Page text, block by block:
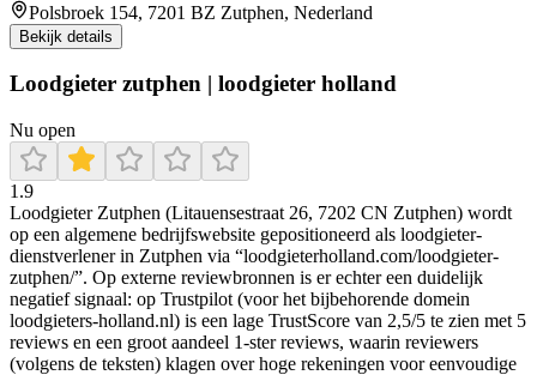
Polsbroek 154, 7201 BZ Zutphen, Nederland
Bekijk details
Loodgieter zutphen | loodgieter holland
Nu open
1.9
Loodgieter Zutphen (Litauensestraat 26, 7202 CN Zutphen) wordt
op een algemene bedrijfswebsite gepositioneerd als loodgieter-
dienstverlener in Zutphen via “loodgieterholland.com/loodgieter-
zutphen/”. Op externe reviewbronnen is er echter een duidelijk
negatief signaal: op Trustpilot (voor het bijbehorende domein
loodgieters-holland.nl) is een lage TrustScore van 2,5/5 te zien met 5
reviews en een groot aandeel 1-ster reviews, waarin reviewers
(volgens de teksten) klagen over hoge rekeningen voor eenvoudige